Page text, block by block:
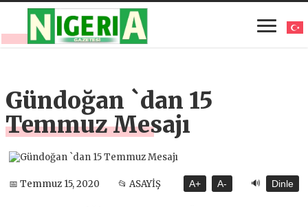
Gündoğan `dan 15
Temmuz Mesajı
📅 Temmuz 15, 2020 📂 ASAYİŞ A+ A- 🔊 Dinle